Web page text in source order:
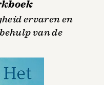
ervaren en
van de